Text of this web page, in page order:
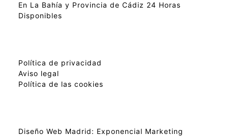
En La Bahía y Provincia de Cádiz 24 Horas
Disponibles
Política de privacidad
Aviso legal
Política de las cookies
Diseño Web Madrid: Exponencial Marketing